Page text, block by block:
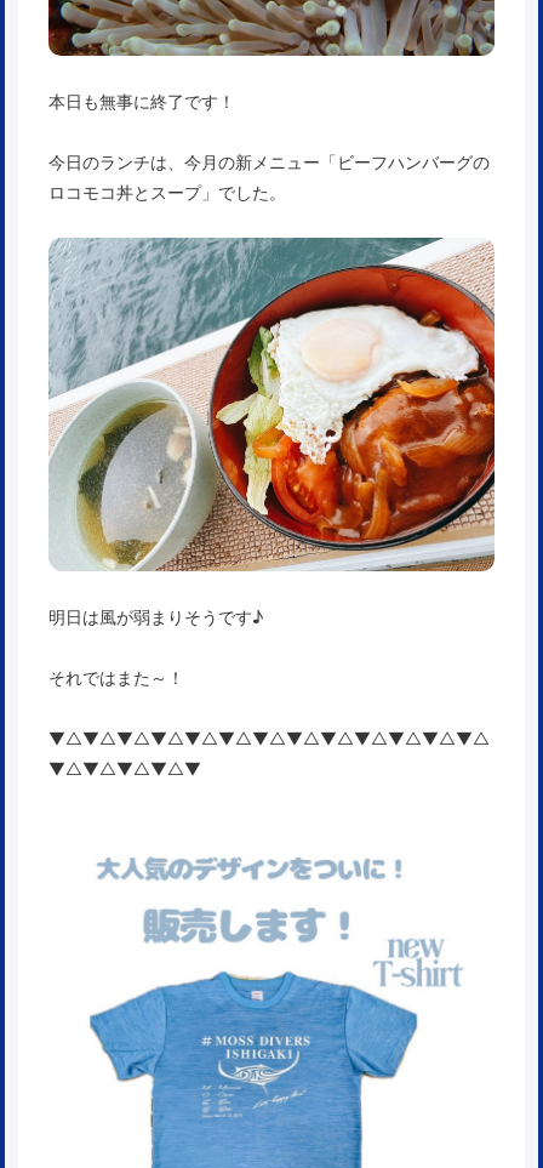
本日も無事に終了です！
今日のランチは、今月の新メニュー「ビーフハンバーグの
ロコモコ丼とスープ」でした。
明日は風が弱まりそうです♪
それではまた～！
▼△▼△▼△▼△▼△▼△▼△▼△▼△▼△▼△▼△▼△
▼△▼△▼△▼△▼